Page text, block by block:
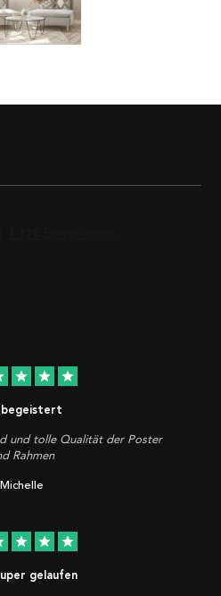
star star star
begeistert
und tolle Qualität der Poster
Rahmen
Michelle
star star star
gelaufen